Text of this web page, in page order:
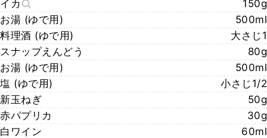
イカ
150g
お湯 (ゆで用)
500ml
料理酒 (ゆで用)
大さじ1
スナップえんどう
80g
お湯 (ゆで用)
500ml
塩 (ゆで用)
小さじ1/2
新玉ねぎ
50g
赤パプリカ
30g
白ワイン
60ml